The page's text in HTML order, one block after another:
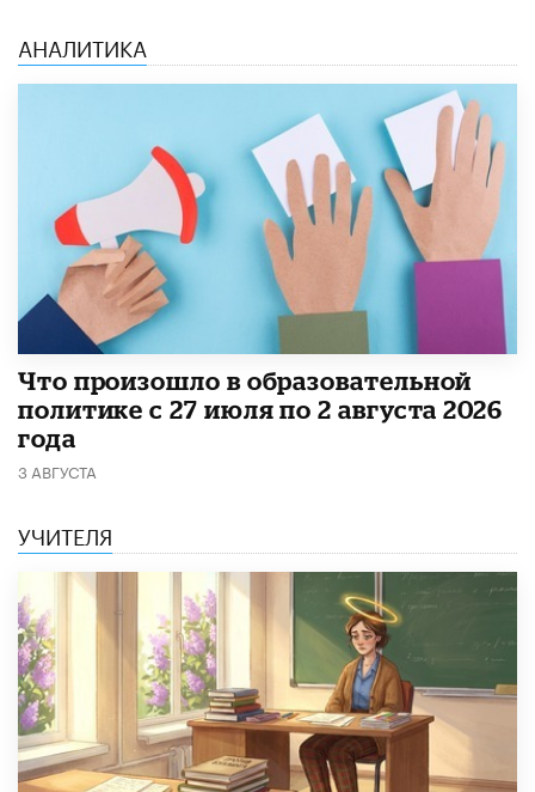
АНАЛИТИКА
​Что произошло в образовательной
политике с 27 июля по 2 августа 2026
года
3 АВГУСТА
УЧИТЕЛЯ